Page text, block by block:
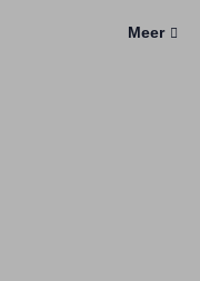
Meer